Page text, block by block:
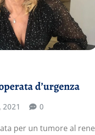
d’urgenza
2021 0
per un tumore al rene